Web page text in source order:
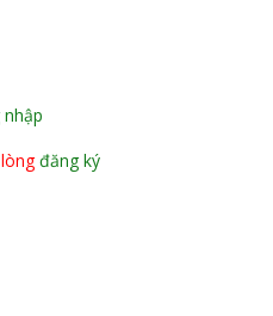
đăng ký